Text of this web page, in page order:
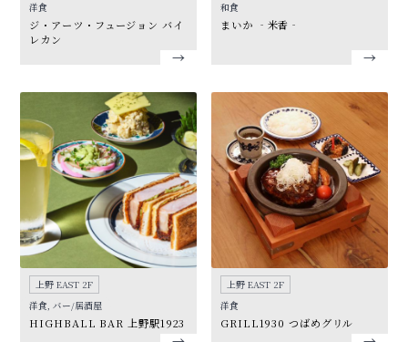
洋食
ジ・アーツ・フュージョン バイ
レカン
和食
まいか ‐米香‐
上野 EAST 2F
洋食, バー/居酒屋
HIGHBALL BAR 上野駅1923
上野 EAST 2F
洋食
GRILL1930 つばめグリル